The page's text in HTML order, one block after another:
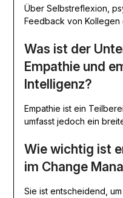
Über Selbstreflexion,
Feedback von Kollegen
Was ist der
Empathie und
Intelligenz?
Empathie ist ein
umfasst jedoch ein
Wie wichtig ist
im Change
Sie ist entscheidend,